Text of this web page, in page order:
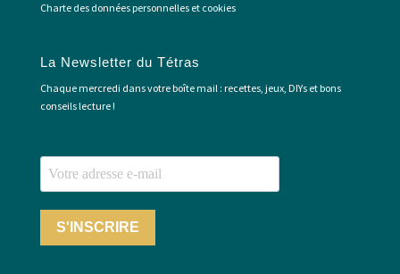
Charte des données personnelles et cookies
La Newsletter du Tétras
Chaque mercredi dans votre boîte mail : recettes, jeux, DIYs et bons
conseils lecture !
S'INSCRIRE